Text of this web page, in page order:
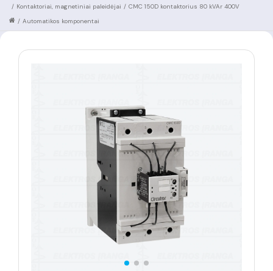
CMC 150D kontaktorius 80 kVAr 400V
/
Kontaktoriai, magnetiniai paleidėjai
/
Automatikos komponentai
/